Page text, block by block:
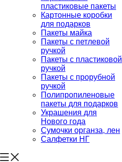
пластиковые пакеты
Картонные коробки
для подарков
Пакеты майка
Пакеты с петлевой
ручкой
Пакеты с пластиковой
ручкой
Пакеты с прорубной
ручкой
Полипропиленовые
пакеты для подарков
Украшения для
Нового года
Сумочки органза, лен
Салфетки НГ